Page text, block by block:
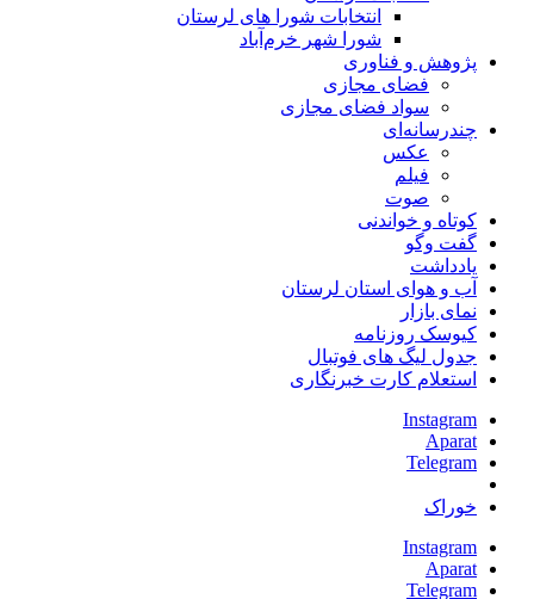
انتخابات شورا های لرستان
شورا شهر خرم‌آباد
پژوهش و فناوری
فضای مجازی
سواد فضای مجازی
چندرسانه‌ای
عكس
فیلم
صوت
کوتاه و خواندنی
گفت وگو
یادداشت
آب و هوای استان لرستان
نمای بازار
کیوسک روزنامه
جدول لیگ های فوتبال
استعلام کارت خبرنگاری
Instagram
Aparat
Telegram
خوراک
Instagram
Aparat
Telegram